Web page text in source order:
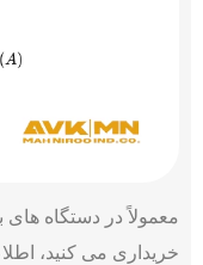
معمولاً در دستگاه های
خریداری می کنید،